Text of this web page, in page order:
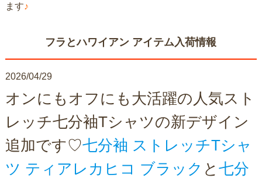
ます♪
フラとハワイアン アイテム入荷情報
2026/04/29
オンにもオフにも大活躍の人気スト
レッチ七分袖Tシャツの新デザイン
追加です♡七分袖 ストレッチTシャ
ツ ティアレカヒコ ブラック と 七分